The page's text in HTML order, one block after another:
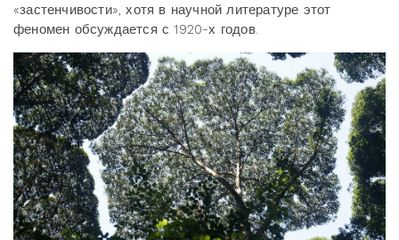
«застенчивости», хотя в научной литературе этот
феномен обсуждается с 1920-х годов.